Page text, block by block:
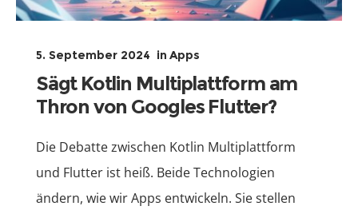
5. September 2024 in Apps
Sägt Kotlin Multiplattform am
Thron von Googles Flutter?
Die Debatte zwischen Kotlin Multiplattform
und Flutter ist heiß. Beide Technologien
ändern, wie wir Apps entwickeln. Sie stellen